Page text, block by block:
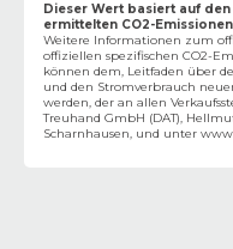
Dieser Wert basiert auf
ermittelten CO2-
Weitere Informationen zum
offiziellen spezifischen CO2-
können dem‚ Leitfaden über
und den Stromverbrauch
werden, der an allen
Treuhand GmbH (DAT),
Scharnhausen, und unter